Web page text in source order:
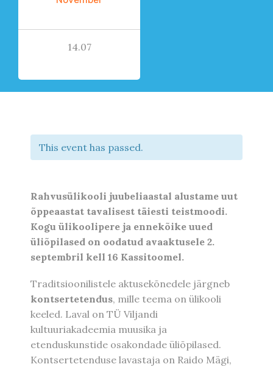
14.07
This event has passed.
Rahvusülikooli juubeliaastal alustame uut
õppeaastat tavalisest täiesti teistmoodi.
Kogu ülikoolipere ja ennekõike uued
üliõpilased on oodatud avaaktusele 2.
septembril kell 16 Kassitoomel.
Traditsioonilistele aktusekõnedele järgneb
kontsertetendus, mille teema on ülikooli
keeled. Laval on TÜ Viljandi
kultuuriakadeemia muusika ja
etenduskunstide osakondade üliõpilased.
Kontsertetenduse lavastaja on Raido Mägi,